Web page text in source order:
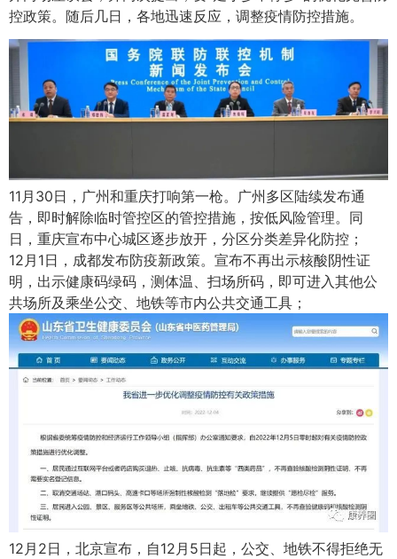
控政策。随后几日，各地迅速反应，调整疫情防控措施。
11月30日，广州和重庆打响第一枪。广州多区陆续发布通
告，即时解除临时管控区的管控措施，按低风险管理。同
日，重庆宣布中心城区逐步放开，分区分类差异化防控；
12月1日，成都发布防疫新政策。宣布不再出示核酸阴性证
明，出示健康码绿码，测体温、扫场所码，即可进入其他公
共场所及乘坐公交、地铁等市内公共交通工具；
12月2日，北京宣布，自12月5日起，公交、地铁不得拒绝无